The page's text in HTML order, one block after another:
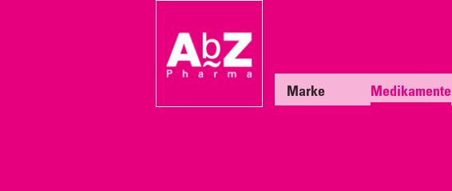
Marke Medikamente